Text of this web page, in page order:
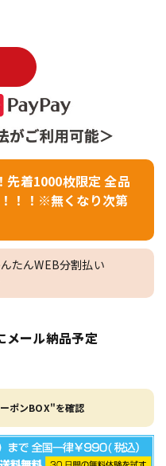
先着1000枚限定 全品
！！※無くなり次第
たんWEB分割払い
メール納品予定
ポンBOX"を確認